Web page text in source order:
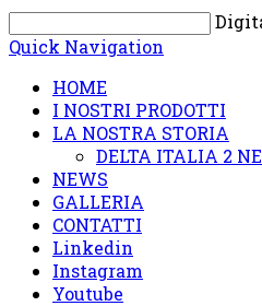
Quick Navigation
HOME
I NOSTRI PRODOTTI
LA NOSTRA STORIA
DELTA ITALIA 2
NEWS
GALLERIA
CONTATTI
Linkedin
Instagram
Youtube